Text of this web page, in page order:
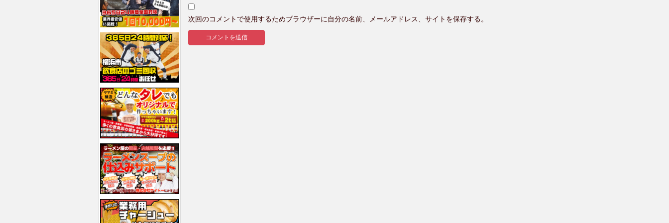
次回のコメントで使用するためブラウザーに自分の名前、メールアドレス、サイトを保存する。